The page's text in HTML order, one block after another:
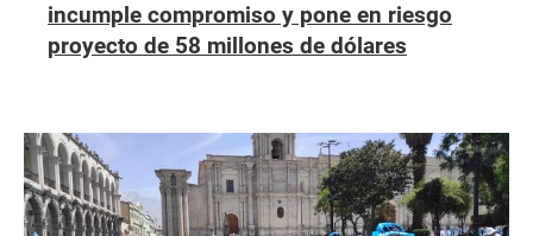
incumple compromiso y pone en riesgo
proyecto de 58 millones de dólares